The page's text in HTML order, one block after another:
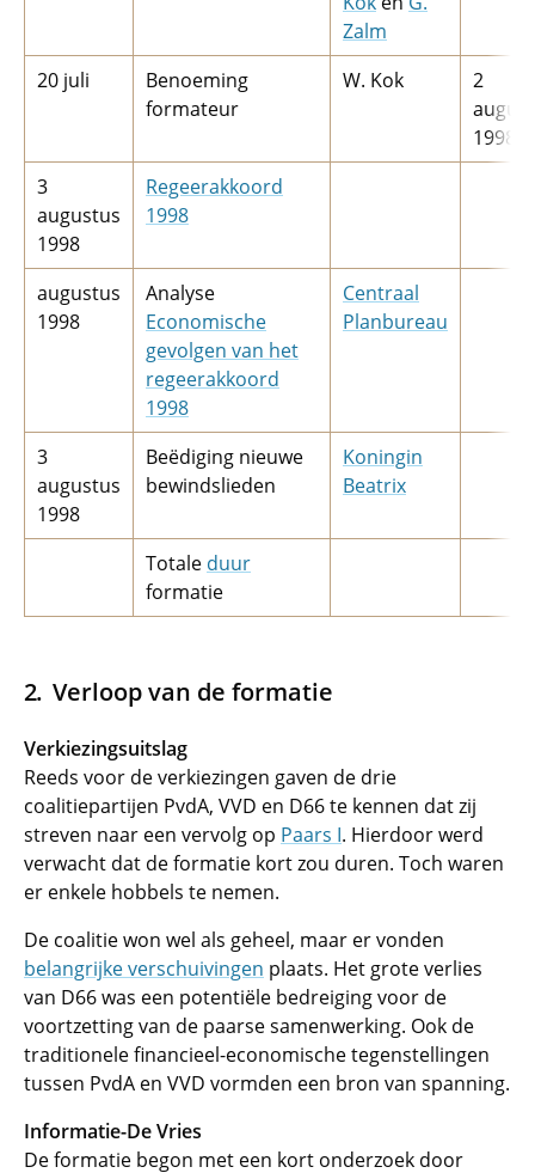
Zalm
20 juli
Benoeming
formateur
W. Kok
2
1998
3
augustus
1998
Regeerakkoord
1998
augustus
1998
Analyse
Economische
gevolgen van het
regeerakkoord
1998
Centraal
Planbureau
3
augustus
1998
Beëdiging nieuwe
bewindslieden
Koningin
Beatrix
Totale duur
formatie
Verloop van de formatie
Verkiezingsuitslag
Reeds voor de verkiezingen gaven de drie
coalitiepartijen PvdA, VVD en D66 te kennen dat zij
streven naar een vervolg op Paars I. Hierdoor werd
verwacht dat de formatie kort zou duren. Toch waren
er enkele hobbels te nemen.
De coalitie won wel als geheel, maar er vonden
belangrijke verschuivingen plaats. Het grote verlies
van D66 was een potentiële bedreiging voor de
voortzetting van de paarse samenwerking. Ook de
traditionele financieel-economische tegenstellingen
tussen PvdA en VVD vormden een bron van spanning.
Informatie-De Vries
De formatie begon met een kort onderzoek door